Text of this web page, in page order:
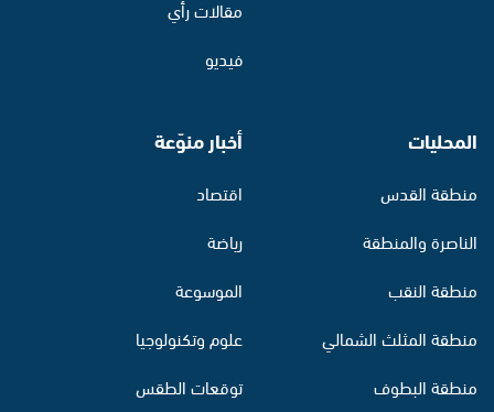
مقالات رأي
فيديو
المحليات
منطقة القدس
الناصرة والمنطقة
منطقة النقب
منطقة المثلث الشمالي
منطقة البطوف
أخبار منوّعة
اقتصاد
رياضة
الموسوعة
علوم وتكنولوجيا
توقعات الطقس